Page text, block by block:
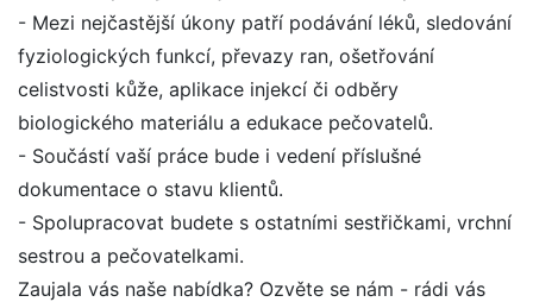
- Mezi nejčastější úkony patří podávání léků, sledování
fyziologických funkcí, převazy ran, ošetřování
celistvosti kůže, aplikace injekcí či odběry
biologického materiálu a edukace pečovatelů.
- Součástí vaší práce bude i vedení příslušné
dokumentace o stavu klientů.
- Spolupracovat budete s ostatními sestřičkami, vrchní
sestrou a pečovatelkami.
Zaujala vás naše nabídka? Ozvěte se nám - rádi vás